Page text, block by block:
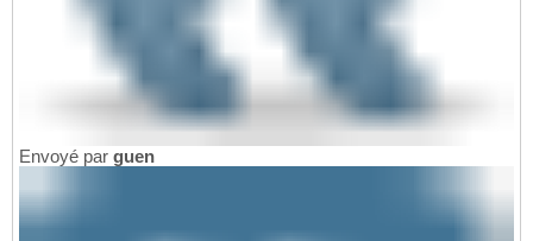
Envoyé par guen